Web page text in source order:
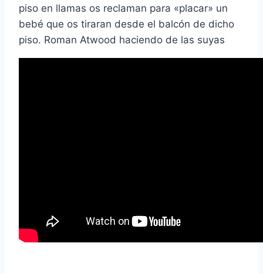
piso en llamas os reclaman para «placar» un
bebé que os tiraran desde el balcón de dicho
piso. Roman Atwood haciendo de las suyas